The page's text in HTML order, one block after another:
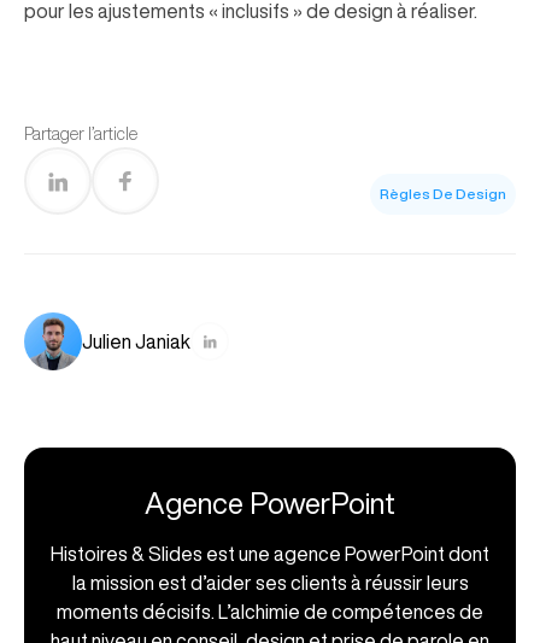
pour les ajustements « inclusifs » de design à réaliser.
Partager l’article
Règles De Design
Julien Janiak
Agence PowerPoint
Histoires & Slides est une agence PowerPoint dont
la mission est d’aider ses clients à réussir leurs
moments décisifs. L’alchimie de compétences de